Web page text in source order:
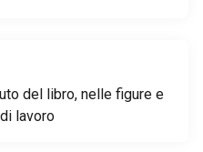
del libro, nelle figure e
lavoro